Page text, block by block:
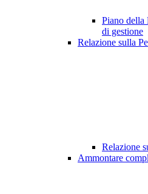
Piano della
di gestione
Relazione sulla
Relazione
Ammontare